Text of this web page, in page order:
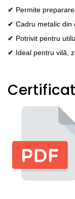
✔ Permite
✔ Cadru metalic din
✔ Potrivit pentru
✔ Ideal pentru vilă,